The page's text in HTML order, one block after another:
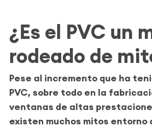
¿Es el PVC un
rodeado de
Pese al incremento que ha
PVC, sobre todo en la
ventanas de altas
existen muchos mitos entorno